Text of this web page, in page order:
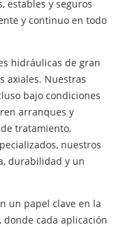
estables y seguros
y continuo en todo
hidráulicas de gran
axiales. Nuestras
bajo condiciones
arranques y
tratamiento,
nuestros
durabilidad y un
un papel clave en la
cada aplicación